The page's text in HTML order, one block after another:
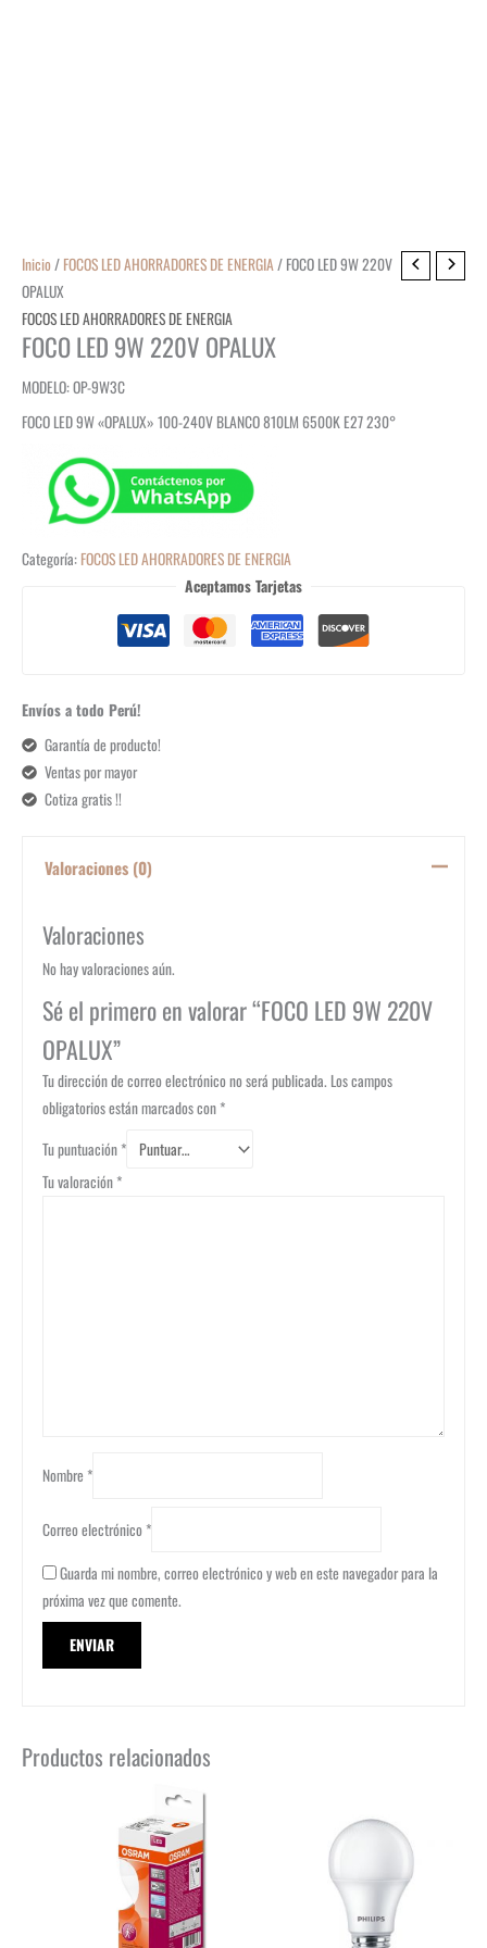
Inicio/ FOCOS LED AHORRADORES DE ENERGIA/ FOCO LED 9W 220V
OPALUX
FOCOS LED AHORRADORES DE ENERGIA
FOCO LED 9W 220V OPALUX
MODELO: OP-9W3C
FOCO LED 9W «OPALUX» 100-240V BLANCO 810LM 6500K E27 230°
Categoría: FOCOS LED AHORRADORES DE ENERGIA
Aceptamos Tarjetas
Envíos a todo Perú!
Garantía de producto!
Ventas por mayor
Cotiza gratis !!
Valoraciones (0)
Valoraciones
No hay valoraciones aún.
Sé el primero en valorar “FOCO LED 9W 220V
OPALUX”
Tu dirección de correo electrónico no será publicada. Los campos
obligatorios están marcados con*
Tu puntuación*
Tu valoración*
Nombre *
Correo electrónico*
Guarda mi nombre, correo electrónico y web en este navegador para la
próxima vez que comente.
Productos relacionados